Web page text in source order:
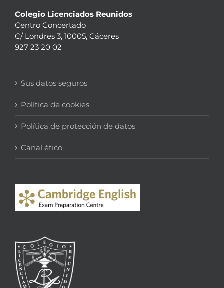
Colegio Licenciados Reunidos
Centro Concertado
C/ Londres 3, 10005, Cáceres
927 23 20 02
Sus datos seguros
Política de cookies
Política de protección de datos
Canal ético